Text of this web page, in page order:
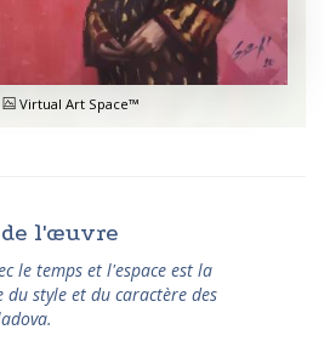
Virtual Art Space™
l'œuvre
le temps et l'espace est la
style et du caractère des